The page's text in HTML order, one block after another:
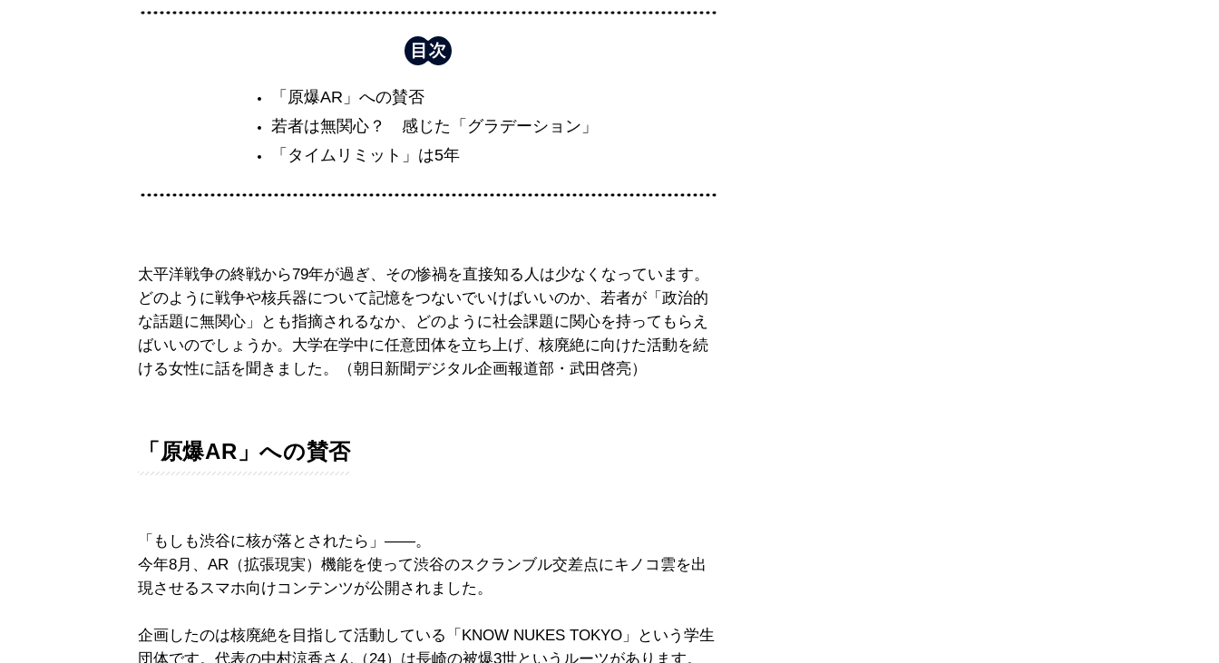
「原爆AR」への賛否
若者は無関心？ 感じた「グラデーション」
「タイムリミット」は5年
太平洋戦争の終戦から79年が過ぎ、その惨禍を直接知る人は少なくなっています。
どのように戦争や核兵器について記憶をつないでいけばいいのか、若者が「政治的
な話題に無関心」とも指摘されるなか、どのように社会課題に関心を持ってもらえ
ばいいのでしょうか。大学在学中に任意団体を立ち上げ、核廃絶に向けた活動を続
ける女性に話を聞きました。（朝日新聞デジタル企画報道部・武田啓亮）
「原爆AR」への賛否
「もしも渋谷に核が落とされたら」――。
今年8月、AR（拡張現実）機能を使って渋谷のスクランブル交差点にキノコ雲を出
現させるスマホ向けコンテンツが公開されました。
企画したのは核廃絶を目指して活動している「KNOW NUKES TOKYO」という学生
団体です。代表の中村涼香さん（24）は長崎の被爆3世というルーツがあります。